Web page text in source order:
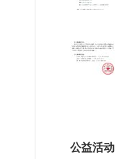
公益活动